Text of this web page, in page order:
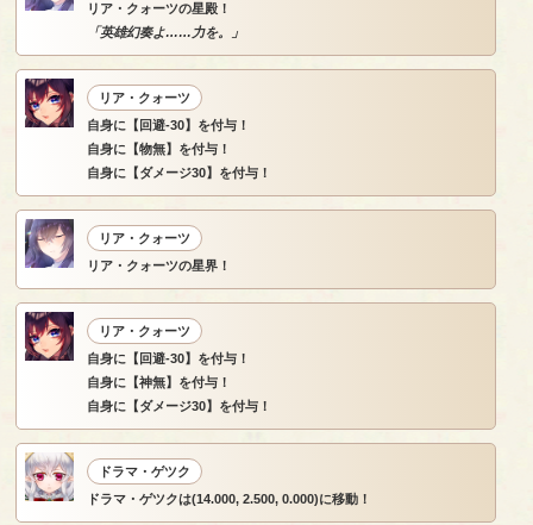
リア・クォーツの星殿！
「英雄幻奏よ……力を。」
リア・クォーツ
自身に【回避-30】を付与！
自身に【物無】を付与！
自身に【ダメージ30】を付与！
リア・クォーツ
リア・クォーツの星界！
リア・クォーツ
自身に【回避-30】を付与！
自身に【神無】を付与！
自身に【ダメージ30】を付与！
ドラマ・ゲツク
ドラマ・ゲツクは(14.000, 2.500, 0.000)に移動！